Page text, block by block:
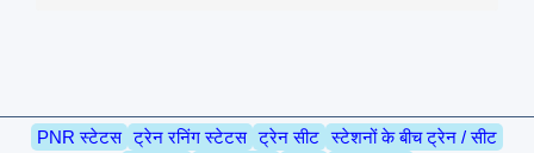
PNR स्टेटस ट्रेन रनिंग स्टेटस ट्रेन सीट स्टेशनों के बीच ट्रेन / सीट